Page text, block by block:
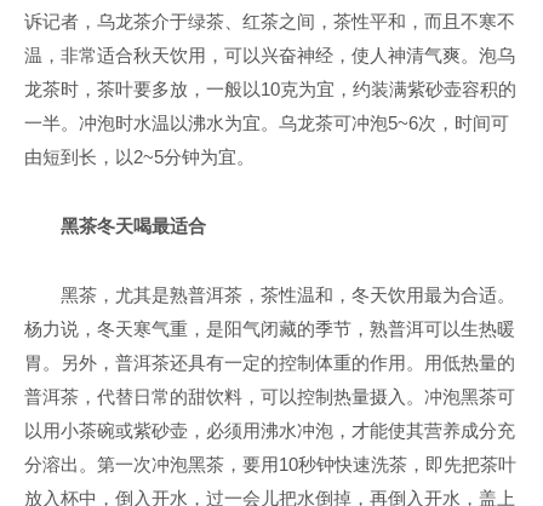
诉记者，乌龙茶介于绿茶、红茶之间，茶性平和，而且不寒不
温，非常适合秋天饮用，可以兴奋神经，使人神清气爽。泡乌
龙茶时，茶叶要多放，一般以10克为宜，约装满紫砂壶容积的
一半。冲泡时水温以沸水为宜。乌龙茶可冲泡5~6次，时间可
由短到长，以2~5分钟为宜。
黑茶冬天喝最适合
黑茶，尤其是熟普洱茶，茶性温和，冬天饮用最为合适。
杨力说，冬天寒气重，是阳气闭藏的季节，熟普洱可以生热暖
胃。另外，普洱茶还具有一定的控制体重的作用。用低热量的
普洱茶，代替日常的甜饮料，可以控制热量摄入。冲泡黑茶可
以用小茶碗或紫砂壶，必须用沸水冲泡，才能使其营养成分充
分溶出。第一次冲泡黑茶，要用10秒钟快速洗茶，即先把茶叶
放入杯中，倒入开水，过一会儿把水倒掉，再倒入开水，盖上